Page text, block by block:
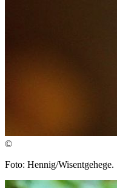
©
Foto: Hennig/Wisentgehege.